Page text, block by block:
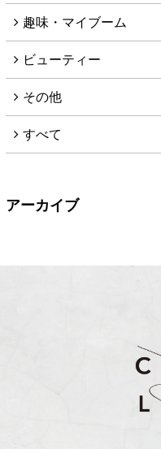
趣味・マイブーム
ビューティー
その他
すべて
アーカイブ